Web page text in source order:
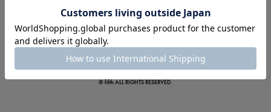
この夏の主役確定！
© fifth ALL RIGHTS RESERVED.